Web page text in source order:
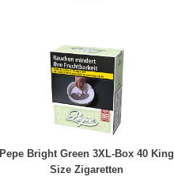
Pepe Bright Green 3XL-Box 40 King
Size Zigaretten